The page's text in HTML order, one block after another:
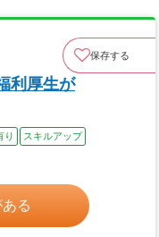
保存する
利厚生が
り
スキルアップ
る